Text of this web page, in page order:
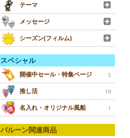
テーマ
メッセージ
シーズン(フィルム)
スペシャル
開催中セール・特集ページ 5
推し活 19
名入れ・オリジナル風船 1
バルーン関連商品